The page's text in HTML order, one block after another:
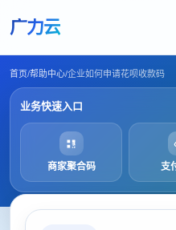
广力云
首页/帮助中心/企业如何申请花呗收款码
业务快速入口
商家聚合码 支